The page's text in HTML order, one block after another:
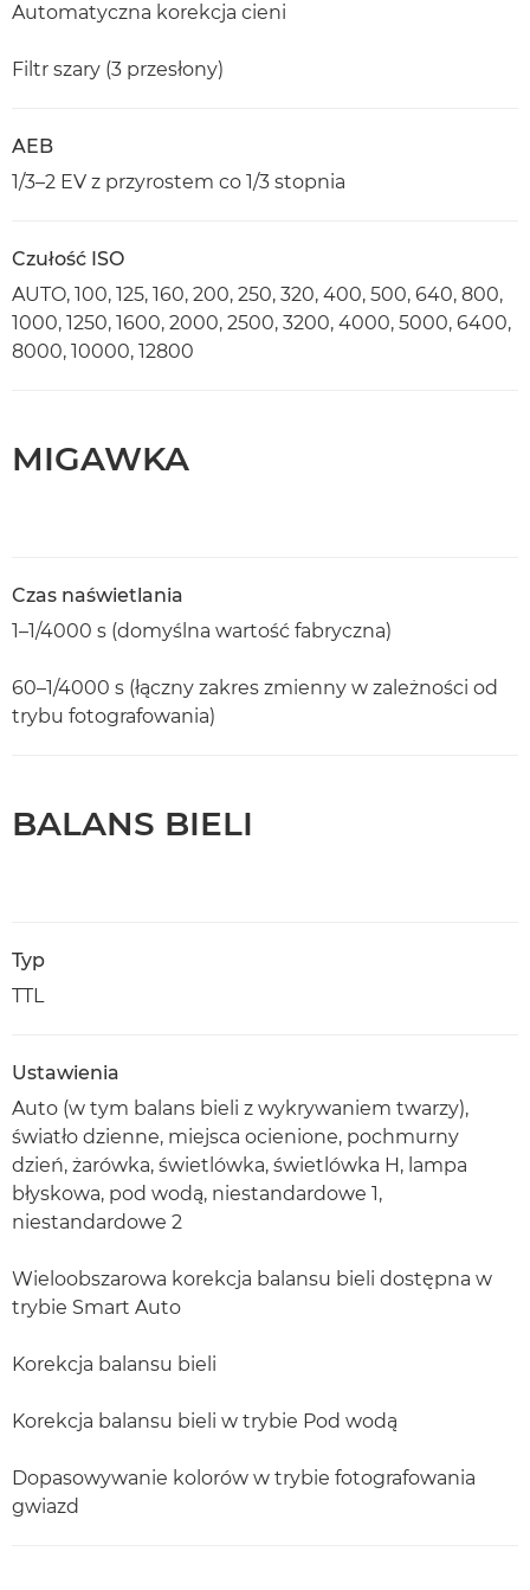
Automatyczna korekcja cieni
Filtr szary (3 przesłony)
AEB
1/3–2 EV z przyrostem co 1/3 stopnia
Czułość ISO
AUTO, 100, 125, 160, 200, 250, 320, 400, 500, 640, 800,
1000, 1250, 1600, 2000, 2500, 3200, 4000, 5000, 6400,
8000, 10000, 12800
MIGAWKA
Czas naświetlania
1–1/4000 s (domyślna wartość fabryczna)
60–1/4000 s (łączny zakres zmienny w zależności od
trybu fotografowania)
BALANS BIELI
Typ
TTL
Ustawienia
Auto (w tym balans bieli z wykrywaniem twarzy),
światło dzienne, miejsca ocienione, pochmurny
dzień, żarówka, świetlówka, świetlówka H, lampa
błyskowa, pod wodą, niestandardowe 1,
niestandardowe 2
Wieloobszarowa korekcja balansu bieli dostępna w
trybie Smart Auto
Korekcja balansu bieli
Korekcja balansu bieli w trybie Pod wodą
Dopasowywanie kolorów w trybie fotografowania
gwiazd